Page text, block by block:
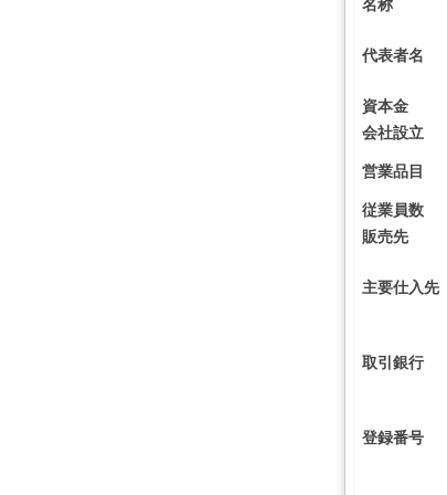
名称
代表者名
資本金
会社設立
営業品目
従業員数
販売先
主要仕入先
取引銀行
登録番号